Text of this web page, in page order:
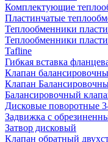
Комплектующие
Пластинчатые
Теплообменники
Теплообменники
Tafline
Гибкая вставка
Клапан
Клапан
Балансировочный
Дисковые поворотные
Задвижка с
Затвор дисковый
Клапан обратный